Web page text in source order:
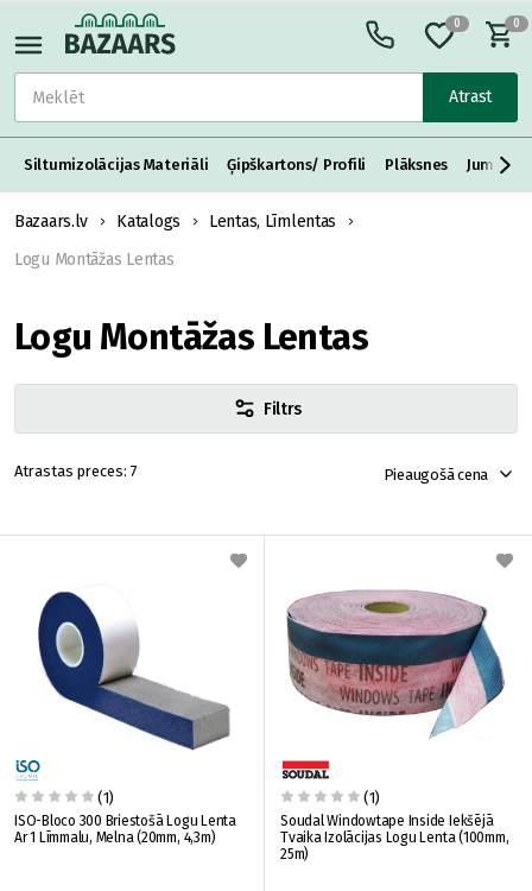
Atrast
0 0
Siltumizolācijas Materiāli Ģipškartons/ Profili Plāksnes Jumta
Bazaars.lv Katalogs
Lentas, Līmlentas
Logu Montāžas Lentas
Logu Montāžas Lentas
Filtrs
7 Pieaugošā cena
(1)
ISO-Bloco 300 Briestošā Logu Lenta
Ar 1 Līmmalu, Melna (20mm, 4,3m)
(1)
Soudal Windowtape Inside Iekšējā
Tvaika Izolācijas Logu Lenta (100mm,
25m)